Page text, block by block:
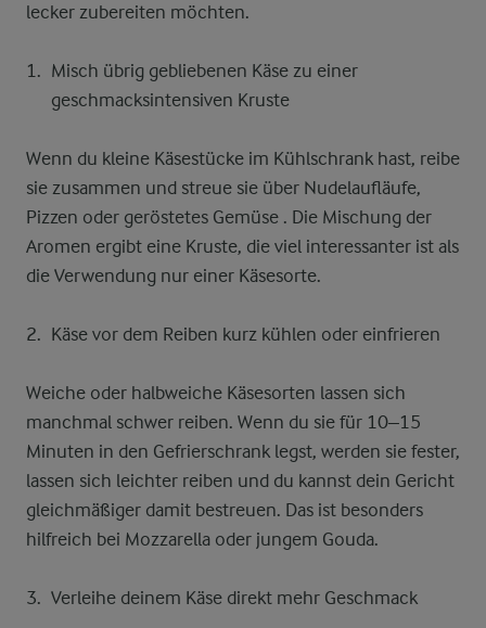
lecker zubereiten möchten.
Misch übrig gebliebenen Käse zu einer
geschmacksintensiven Kruste
Wenn du kleine Käsestücke im Kühlschrank hast, reibe
sie zusammen und streue sie über Nudelaufläufe,
Pizzen oder geröstetes Gemüse . Die Mischung der
Aromen ergibt eine Kruste, die viel interessanter ist als
die Verwendung nur einer Käsesorte.
Käse vor dem Reiben kurz kühlen oder einfrieren
Weiche oder halbweiche Käsesorten lassen sich
manchmal schwer reiben. Wenn du sie für 10–15
Minuten in den Gefrierschrank legst, werden sie fester,
lassen sich leichter reiben und du kannst dein Gericht
gleichmäßiger damit bestreuen. Das ist besonders
hilfreich bei Mozzarella oder jungem Gouda.
Verleihe deinem Käse direkt mehr Geschmack